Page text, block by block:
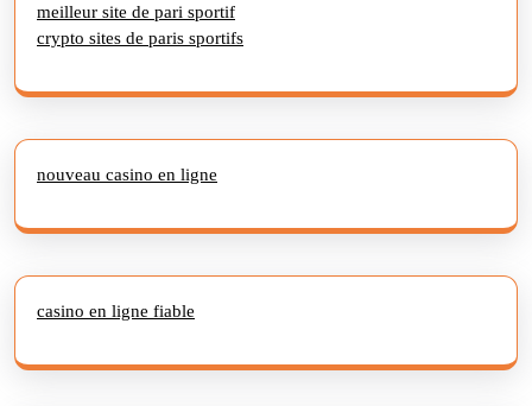
meilleur site de pari sportif
crypto sites de paris sportifs
nouveau casino en ligne
casino en ligne fiable